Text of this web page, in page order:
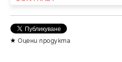
Оцени продукта